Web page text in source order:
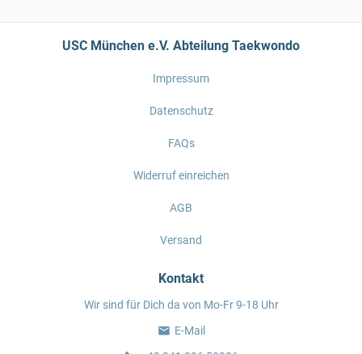
USC München e.V. Abteilung Taekwondo
Impressum
Datenschutz
FAQs
Widerruf einreichen
AGB
Versand
Kontakt
Wir sind für Dich da von Mo-Fr 9-18 Uhr
E-Mail